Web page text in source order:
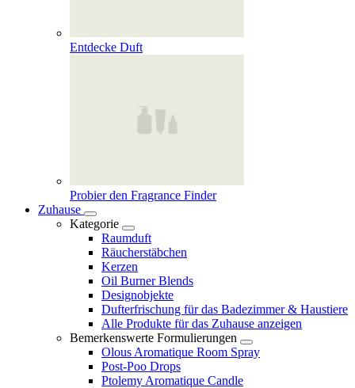
Entdecke Duft
Probier den Fragrance Finder
Zuhause
Kategorie
Raumduft
Räucherstäbchen
Kerzen
Oil Burner Blends
Designobjekte
Dufterfrischung für das Badezimmer & Haustiere
Alle Produkte für das Zuhause anzeigen
Bemerkenswerte Formulierungen
Olous Aromatique Room Spray
Post-Poo Drops
Ptolemy Aromatique Candle